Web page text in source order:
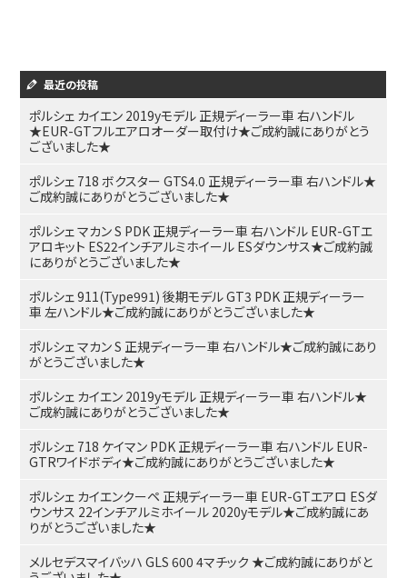
最近の投稿
ポルシェ カイエン 2019yモデル 正規ディーラー車 右ハンドル
★EUR-GTフルエアロオーダー取付け★ご成約誠にありがとう
ございました★
ポルシェ 718 ボクスター GTS4.0 正規ディーラー車 右ハンドル★
ご成約誠にありがとうございました★
ポルシェ マカン S PDK 正規ディーラー車 右ハンドル EUR-GTエ
アロキット ES22インチアルミホイール ESダウンサス★ご成約誠
にありがとうございました★
ポルシェ 911(Type991) 後期モデル GT3 PDK 正規ディーラー
車 左ハンドル★ご成約誠にありがとうございました★
ポルシェ マカン S 正規ディーラー車 右ハンドル★ご成約誠にあり
がとうございました★
ポルシェ カイエン 2019yモデル 正規ディーラー車 右ハンドル★
ご成約誠にありがとうございました★
ポルシェ 718 ケイマン PDK 正規ディーラー車 右ハンドル EUR-
GTRワイドボディ★ご成約誠にありがとうございました★
ポルシェ カイエンクーペ 正規ディーラー車 EUR-GTエアロ ESダ
ウンサス 22インチアルミホイール 2020yモデル★ご成約誠にあ
りがとうございました★
メルセデスマイバッハ GLS 600 4マチック ★ご成約誠にありがと